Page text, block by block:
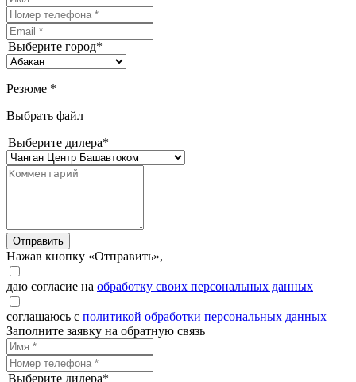
Выберите город*
Резюме *
Выбрать файл
Выберите дилера*
Отправить
Нажав кнопку «Отправить»,
даю согласие на обработку своих персональных данных
соглашаюсь с политикой обработки персональных данных
Заполните заявку на обратную связь
Выберите дилера*